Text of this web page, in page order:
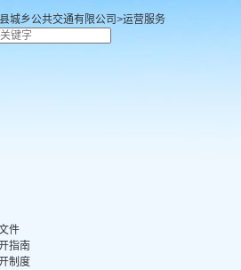
城乡公共交通有限公司 >运营服务
件
指南
制度